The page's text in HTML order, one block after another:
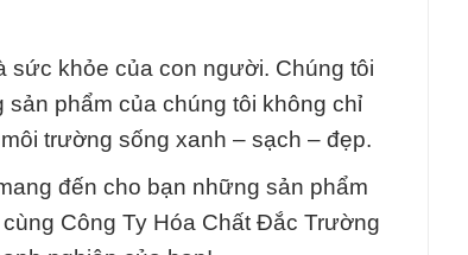
sức khỏe của con người. Chúng tôi
phẩm của chúng tôi không chỉ
trường sống xanh – sạch – đẹp.
đến cho bạn những sản phẩm
Công Ty Hóa Chất Đắc Trường